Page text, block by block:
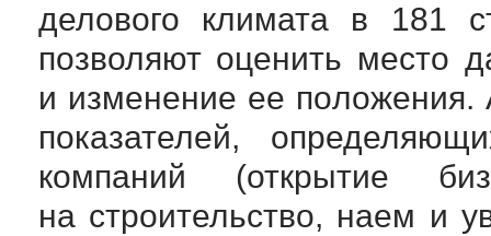
делового климата в 181
позволяют оценить место
и изменение ее положения.
показателей,
компаний (открытие
на строительство, наем и